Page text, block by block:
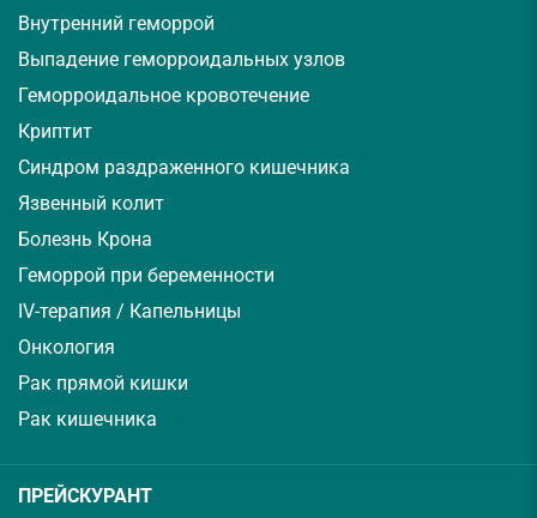
Внутренний геморрой
Выпадение геморроидальных узлов
Геморроидальное кровотечение
Криптит
Синдром раздраженного кишечника
Язвенный колит
Болезнь Крона
Геморрой при беременности
IV-терапия / Капельницы
Онкология
Рак прямой кишки
Рак кишечника
ПРЕЙСКУРАНТ